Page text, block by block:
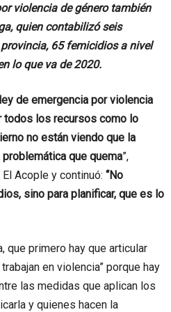
violencia de género también
quien contabilizó seis
65 femicidios a nivel
lo que va de 2020.
de emergencia por violencia
todos los recursos como lo
no están viendo que la
que quema”,
Acople y continuó: “No
sino para planificar, que es lo
que primero hay que articular
en violencia” porque hay
las medidas que aplican los
y quienes hacen la